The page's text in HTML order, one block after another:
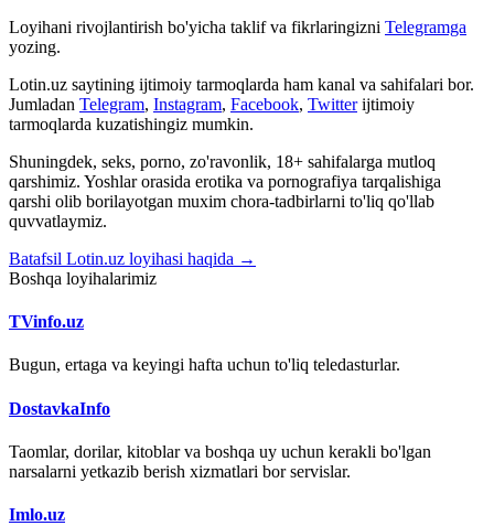
Loyihani rivojlantirish bo'yicha taklif va fikrlaringizni Telegramga
yozing.
Lotin.uz saytining ijtimoiy tarmoqlarda ham kanal va sahifalari bor.
Jumladan Telegram, Instagram, Facebook, Twitter ijtimoiy
tarmoqlarda kuzatishingiz mumkin.
Shuningdek, seks, porno, zo'ravonlik, 18+ sahifalarga mutloq
qarshimiz. Yoshlar orasida erotika va pornografiya tarqalishiga
qarshi olib borilayotgan muxim chora-tadbirlarni to'liq qo'llab
quvvatlaymiz.
Batafsil Lotin.uz loyihasi haqida →
Boshqa loyihalarimiz
TVinfo.uz
Bugun, ertaga va keyingi hafta uchun to'liq teledasturlar.
DostavkaInfo
Taomlar, dorilar, kitoblar va boshqa uy uchun kerakli bo'lgan
narsalarni yetkazib berish xizmatlari bor servislar.
Imlo.uz